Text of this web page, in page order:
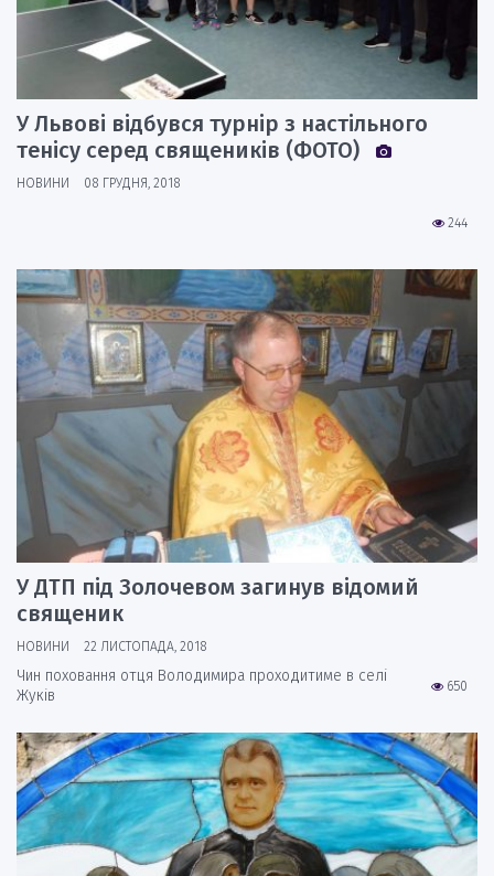
У Львові відбувся турнір з настільного
тенісу серед священиків (ФОТО)
НОВИНИ 08 ГРУДНЯ, 2018
244
У ДТП під Золочевом загинув відомий
священик
НОВИНИ 22 ЛИСТОПАДА, 2018
650
Чин поховання отця Володимира проходитиме в селі
Жуків